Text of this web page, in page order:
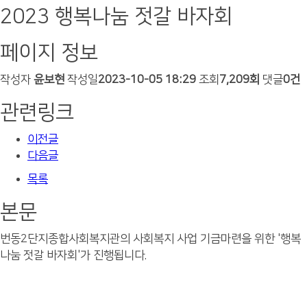
2023 행복나눔 젓갈 바자회
페이지 정보
작성자 윤보현 작성일2023-10-05 18:29 조회 7,209회 댓글0건
관련링크
이전글
다음글
목록
본문
번동2단지종합사회복지관의 사회복지 사업 기금마련을 위한 '행복
나눔 젓갈 바자회'가 진행됩니다.